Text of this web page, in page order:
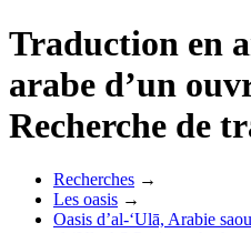
Traduction en
arabe d’un
Recherche de
Recherches →
Les oasis →
Oasis d’al-‘Ulā, Arabie